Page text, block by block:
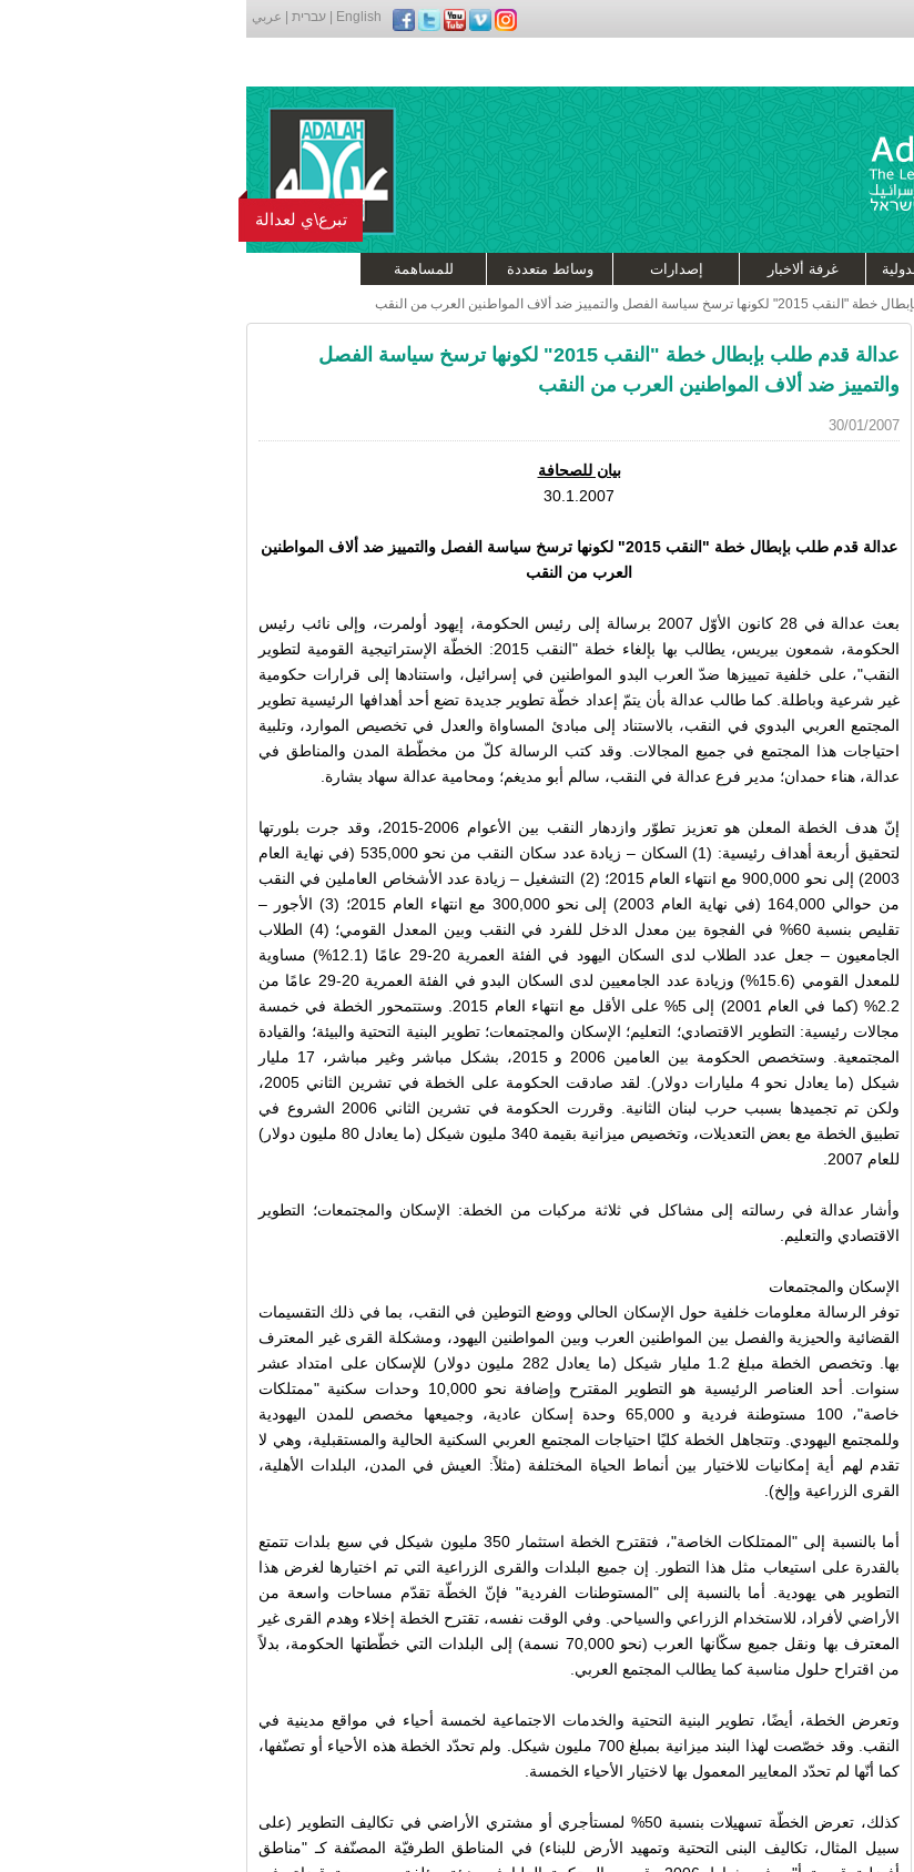
English עברית عربي
غرفة ألاخبار إصدارات وسائط متعددة للمساهمة
تبرع\ي لعدالة
الفصل والتمييز ضد ألاف المواطنين العرب من النقب
عدالة قدم طلب بإبطال خطة "النقب 2015" لكونها ترسخ سياسة الفصل
والتمييز ضد ألاف المواطنين العرب من النقب
30/01/2007
بيان للصحافة
30.1.2007
عدالة قدم طلب بإبطال خطة "النقب 2015" لكونها ترسخ سياسة الفصل والتمييز ضد ألاف المواطنين
العرب من النقب
بعث عدالة في 28 كانون الأوّل 2007 برسالة إلى رئيس الحكومة، إيهود أولمرت، وإلى نائب رئيس
الحكومة، شمعون بيريس، يطالب بها بإلغاء خطة "النقب 2015: الخطّة الإستراتيجية القومية لتطوير
النقب"، على خلفية تمييزها ضدّ العرب البدو المواطنين في إسرائيل، واستنادها إلى قرارات حكومية
غير شرعية وباطلة. كما طالب عدالة بأن يتمّ إعداد خطّة تطوير جديدة تضع أحد أهدافها الرئيسية تطوير
المجتمع العربي البدوي في النقب، بالاستناد إلى مبادئ المساواة والعدل في تخصيص الموارد، وتلبية
احتياجات هذا المجتمع في جميع المجالات. وقد كتب الرسالة كلّ من مخطّطة المدن والمناطق في
عدالة، هناء حمدان؛ مدير فرع عدالة في النقب، سالم أبو مديغم؛ ومحامية عدالة سهاد بشارة.
إنّ هدف الخطة المعلن هو تعزيز تطوّر وازدهار النقب بين الأعوام 2006-2015، وقد جرت بلورتها
لتحقيق أربعة أهداف رئيسية: (1) السكان – زيادة عدد سكان النقب من نحو 535,000 (في نهاية العام
2003) إلى نحو 900,000 مع انتهاء العام 2015؛ (2) التشغيل – زيادة عدد الأشخاص العاملين في النقب
من حوالي 164,000 (في نهاية العام 2003) إلى نحو 300,000 مع انتهاء العام 2015؛ (3) الأجور –
تقليص بنسبة 60% في الفجوة بين معدل الدخل للفرد في النقب وبين المعدل القومي؛ (4) الطلاب
الجامعيون – جعل عدد الطلاب لدى السكان اليهود في الفئة العمرية 20-29 عامًا (12.1%) مساوية
للمعدل القومي (15.6%) وزيادة عدد الجامعيين لدى السكان البدو في الفئة العمرية 20-29 عامًا من
2.2% (كما في العام 2001) إلى 5% على الأقل مع انتهاء العام 2015. وستتمحور الخطة في خمسة
مجالات رئيسية: التطوير الاقتصادي؛ التعليم؛ الإسكان والمجتمعات؛ تطوير البنية التحتية والبيئة؛ والقيادة
المجتمعية. وستخصص الحكومة بين العامين 2006 و 2015، بشكل مباشر وغير مباشر، 17 مليار
شيكل (ما يعادل نحو 4 مليارات دولار). لقد صادقت الحكومة على الخطة في تشرين الثاني 2005،
ولكن تم تجميدها بسبب حرب لبنان الثانية. وقررت الحكومة في تشرين الثاني 2006 الشروع في
تطبيق الخطة مع بعض التعديلات، وتخصيص ميزانية بقيمة 340 مليون شيكل (ما يعادل 80 مليون دولار)
للعام 2007.
وأشار عدالة في رسالته إلى مشاكل في ثلاثة مركبات من الخطة: الإسكان والمجتمعات؛ التطوير
الاقتصادي والتعليم.
الإسكان والمجتمعات
توفر الرسالة معلومات خلفية حول الإسكان الحالي ووضع التوطين في النقب، بما في ذلك التقسيمات
القضائية والحيزية والفصل بين المواطنين العرب وبين المواطنين اليهود، ومشكلة القرى غير المعترف
بها. وتخصص الخطة مبلغ 1.2 مليار شيكل (ما يعادل 282 مليون دولار) للإسكان على امتداد عشر
سنوات. أحد العناصر الرئيسية هو التطوير المقترح وإضافة نحو 10,000 وحدات سكنية "ممتلكات
خاصة"، 100 مستوطنة فردية و 65,000 وحدة إسكان عادية، وجميعها مخصص للمدن اليهودية
وللمجتمع اليهودي. وتتجاهل الخطة كليًا احتياجات المجتمع العربي السكنية الحالية والمستقبلية، وهي لا
تقدم لهم أية إمكانيات للاختيار بين أنماط الحياة المختلفة (مثلاً: العيش في المدن، البلدات الأهلية،
القرى الزراعية وإلخ).
أما بالنسبة إلى "الممتلكات الخاصة"، فتقترح الخطة استثمار 350 مليون شيكل في سبع بلدات تتمتع
بالقدرة على استيعاب مثل هذا التطور. إن جميع البلدات والقرى الزراعية التي تم اختيارها لغرض هذا
التطوير هي يهودية. أما بالنسبة إلى "المستوطنات الفردية" فإنّ الخطّة تقدّم مساحات واسعة من
الأراضي لأفراد، للاستخدام الزراعي والسياحي. وفي الوقت نفسه، تقترح الخطة إخلاء وهدم القرى غير
المعترف بها ونقل جميع سكّانها العرب (نحو 70,000 نسمة) إلى البلدات التي خطّطتها الحكومة، بدلاً
من اقتراح حلول مناسبة كما يطالب المجتمع العربي.
وتعرض الخطة، أيضًا، تطوير البنية التحتية والخدمات الاجتماعية لخمسة أحياء في مواقع مدينية في
النقب. وقد خصّصت لهذا البند ميزانية بمبلغ 700 مليون شيكل. ولم تحدّد الخطة هذه الأحياء أو تصنّفها،
كما أنّها لم تحدّد المعايير المعمول بها لاختيار الأحياء الخمسة.
كذلك، تعرض الخطّة تسهيلات بنسبة 50% لمستأجري أو مشتري الأراضي في تكاليف التطوير (على
سبيل المثال، تكاليف البنى التحتية وتمهيد الأرض للبناء) في المناطق الطرفيّة المصنّفة كـ "مناطق